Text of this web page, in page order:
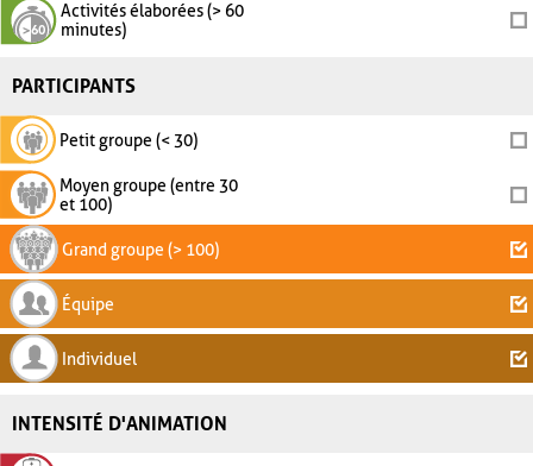
Activités élaborées (> 60
minutes)
PARTICIPANTS
Petit groupe (< 30)
Moyen groupe (entre 30
et 100)
Grand groupe (> 100)
Équipe
Individuel
INTENSITÉ D'ANIMATION